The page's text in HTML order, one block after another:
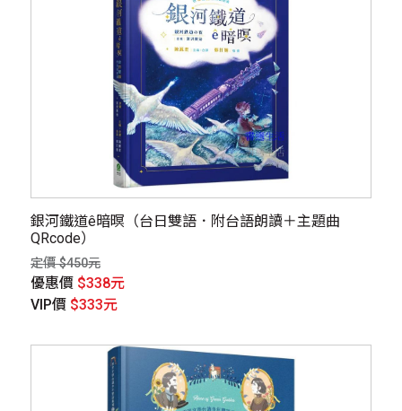
銀河鐵道ê暗暝（台日雙語．附台語朗讀＋主題曲
QRcode）
定價 $450元
優惠價 $338元
VIP價 $333元